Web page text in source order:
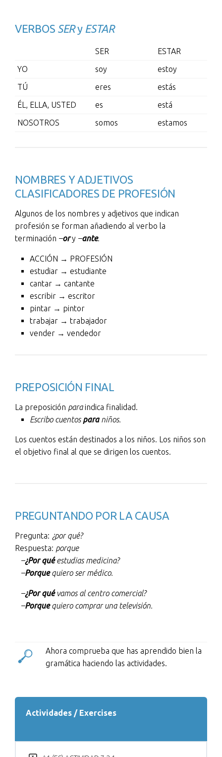
VERBOS SERy ESTAR
SER
ESTAR
YO
soy
estoy
TÚ
eres
estás
ÉL, ELLA, USTED
es
está
NOSOTROS
somos estamos
NOMBRES Y ADJETIVOS
CLASIFICADORES DE PROFESIÓN
Algunos de los nombres y adjetivos que indican
profesión se forman añadiendo al verbo la
terminación –ory –ante.
ACCIÓN → PROFESIÓN
estudiar → estudiante
cantar → cantante
escribir → escritor
pintar → pintor
trabajar → trabajador
vender → vendedor
PREPOSICIÓN FINAL
La preposición paraindica finalidad.
Escribo cuentos paraniños.
Los cuentos están destinados a los niños. Los niños son
el objetivo final al que se dirigen los cuentos.
PREGUNTANDO POR LA CAUSA
Pregunta: ¿por qué?
Respuesta: porque
–¿Por quéestudias medicina?
–Porquequiero ser médico.
–¿Por qué vamos al centro comercial?
–Porquequiero comprar una televisión.
Ahora comprueba que has aprendido bien la
gramática haciendo las actividades.
Actividades / Exercises